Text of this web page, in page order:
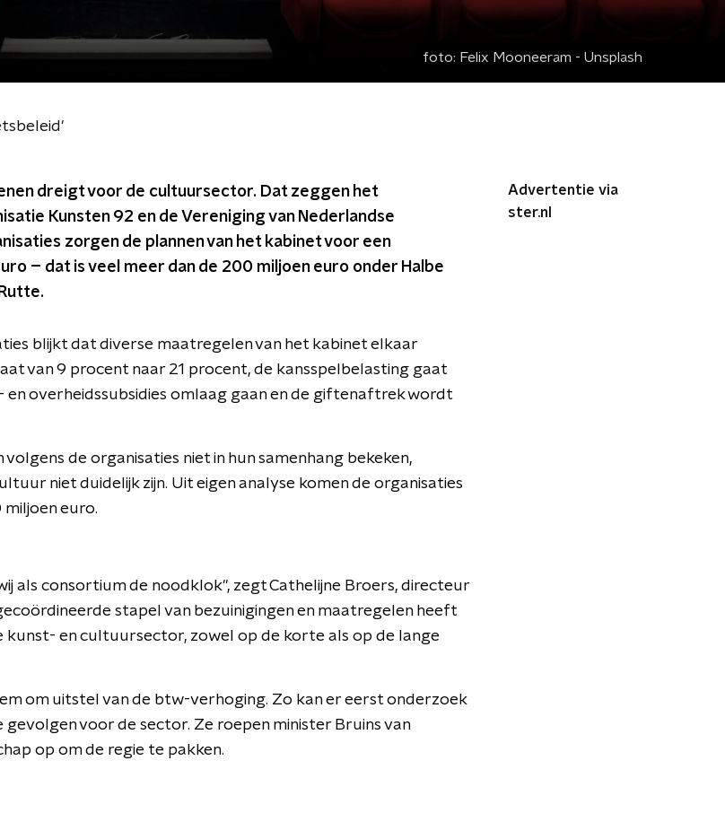
foto: Felix Mooneeram - Unsplash
dreigt voor de cultuursector. Dat zeggen het
Kunsten 92 en de Vereniging van Nederlandse
zorgen de plannen van het kabinet voor een
– dat is veel meer dan de 200 miljoen euro onder Halbe
blijkt dat diverse maatregelen van het kabinet elkaar
van 9 procent naar 21 procent, de kansspelbelasting gaat
overheidssubsidies omlaag gaan en de giftenaftrek wordt
volgens de organisaties niet in hun samenhang bekeken,
niet duidelijk zijn. Uit eigen analyse komen de organisaties
miljoen euro.
als consortium de noodklok", zegt Cathelijne Broers, directeur
stapel van bezuinigingen en maatregelen heeft
kunst- en cultuursector, zowel op de korte als op de lange
om uitstel van de btw-verhoging. Zo kan er eerst onderzoek
gevolgen voor de sector. Ze roepen minister Bruins van
op om de regie te pakken.
Advertentie via
ster.nl